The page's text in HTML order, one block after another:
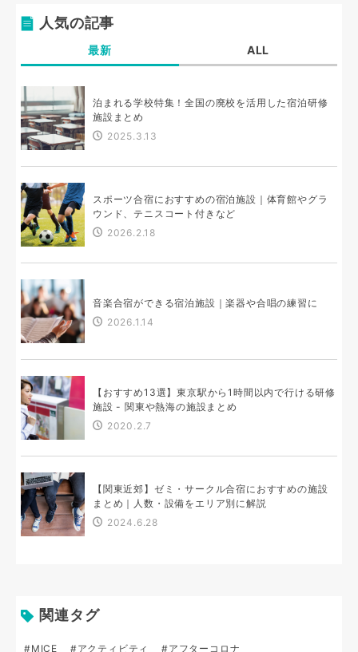
人気の記事
最新 ALL
泊まれる学校特集！全国の廃校を活用した宿泊研修
施設まとめ
2025.3.13
スポーツ合宿におすすめの宿泊施設｜体育館やグラ
ウンド、テニスコート付きなど
2026.2.18
音楽合宿ができる宿泊施設｜楽器や合唱の練習に
2026.1.14
【おすすめ13選】東京駅から1時間以内で行ける研修
施設 - 関東や熱海の施設まとめ
2020.2.7
【関東近郊】ゼミ・サークル合宿におすすめの施設
まとめ｜人数・設備をエリア別に解説
2024.6.28
関連タグ
#MICE #アクティビティ #アフターコロナ